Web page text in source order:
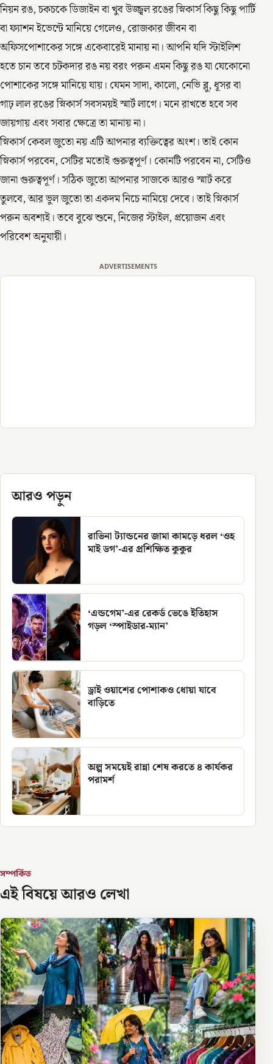
নিয়ন রঙ, চকচকে ডিজাইন বা খুব উজ্জ্বল রঙের স্নিকার্স কিছু কিছু পার্টি
বা ফ্যাশন ইভেন্টে মানিয়ে গেলেও, রোজকার জীবন বা
অফিসপোশাকের সঙ্গে একেবারেই মানায় না। আপনি যদি স্টাইলিশ
হতে চান তবে চটকদার রঙ নয় বরং পরুন এমন কিছু রঙ যা যেকোনো
পোশাকের সঙ্গে মানিয়ে যায়। যেমন সাদা, কালো, নেভি ব্লু, ধূসর বা
গাঢ় লাল রঙের স্নিকার্স সবসময়ই স্মার্ট লাগে। মনে রাখতে হবে সব
জায়গায় এবং সবার ক্ষেত্রে তা মানায় না।
স্নিকার্স কেবল জুতো নয় এটি আপনার ব্যক্তিত্বের অংশ। তাই কোন
স্নিকার্স পরবেন, সেটির মতোই গুরুত্বপূর্ণ। কোনটি পরবেন না, সেটিও
জানা গুরুত্বপূর্ণ। সঠিক জুতো আপনার সাজকে আরও স্মার্ট করে
তুলবে, আর ভুল জুতো তা একদম নিচে নামিয়ে দেবে। তাই স্নিকার্স
পরুন অবশ্যই। তবে বুঝে শুনে, নিজের স্টাইল, প্রয়োজন এবং
পরিবেশ অনুযায়ী।
ADVERTISEMENTS
আরও পড়ুন
রাভিনা ট্যান্ডনের জামা কামড়ে ধরল ‘ওহ
মাই ডগ’-এর প্রশিক্ষিত কুকুর
‘এন্ডগেম’-এর রেকর্ড ভেঙে ইতিহাস
গড়ল ‘স্পাইডার-ম্যান’
ড্রাই ওয়াশের পোশাকও ধোয়া যাবে
বাড়িতে
অল্প সময়েই রান্না শেষ করতে ৪ কার্যকর
পরামর্শ
সম্পর্কিত
এই বিষয়ে আরও লেখা